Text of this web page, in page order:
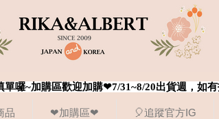
品 ❤加購區❤ 🎈追蹤官方IG
單囉~加購區歡迎加購❤7/31~8/20出貨週，如